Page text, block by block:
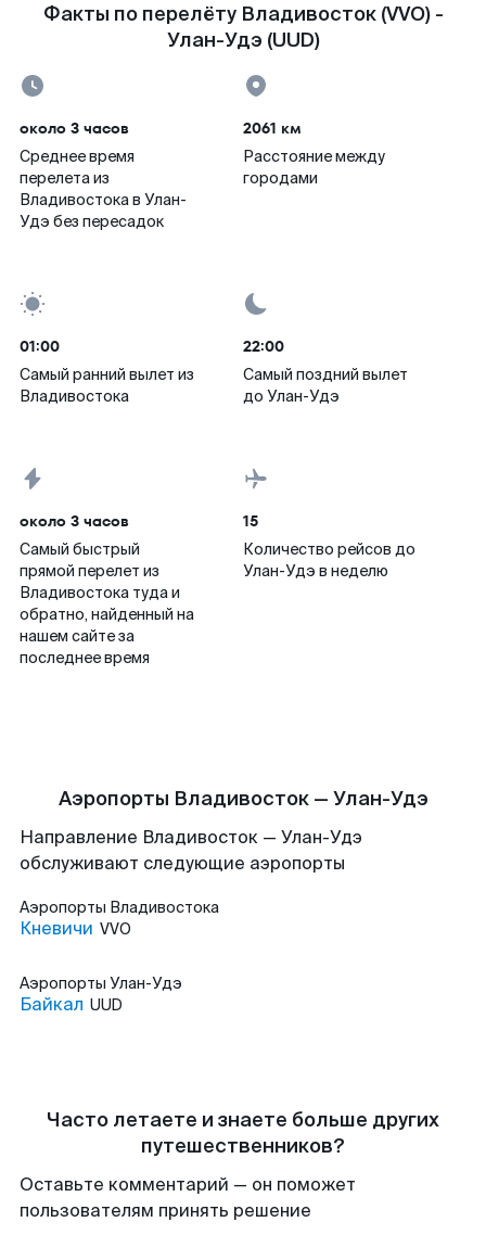
Факты по перелёту Владивосток (VVO) -
Улан-Удэ (UUD)
около 3 часов
Среднее время
перелета из
Владивостока в Улан-
Удэ без пересадок
2061 км
Расстояние между
городами
01:00
Самый ранний вылет из
Владивостока
22:00
Самый поздний вылет
до Улан-Удэ
около 3 часов
Самый быстрый
прямой перелет из
Владивостока туда и
обратно, найденный на
нашем сайте за
последнее время
15
Количество рейсов до
Улан-Удэ в неделю
Аэропорты Владивосток — Улан-Удэ
Направление Владивосток — Улан-Удэ
обслуживают следующие аэропорты
Аэропорты Владивостока
Кневичи VVO
Аэропорты Улан-Удэ
Байкал UUD
Часто летаете и знаете больше других
путешественников?
Оставьте комментарий — он поможет
пользователям принять решение